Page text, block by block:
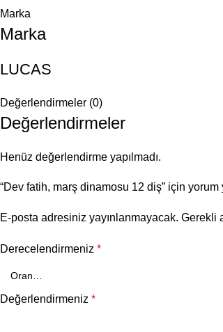
Marka
Marka
LUCAS
Değerlendirmeler (0)
Değerlendirmeler
Henüz değerlendirme yapılmadı.
“Dev fatih, marş dinamosu 12 diş” için
E-posta adresiniz yayınlanmayacak. Gerekli
Derecelendirmeniz *
Değerlendirmeniz *